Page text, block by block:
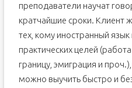
преподаватели научат
кратчайшие сроки. Клиент
тех, кому иностранный
практических целей
границу, эмиграция и
можно выучить быстро и